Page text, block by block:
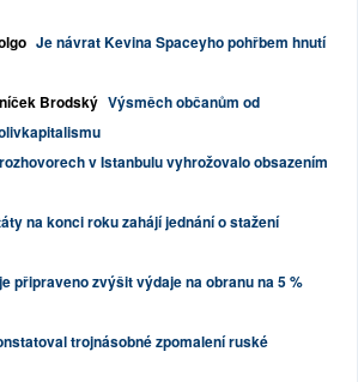
Je návrat Kevina Spaceyho pohřbem hnutí
Brodský Výsměch občanům od
v Istanbulu vyhrožovalo obsazením
na konci roku zahájí jednání o stažení
připraveno zvýšit výdaje na obranu na 5 %
trojnásobné zpomalení ruské